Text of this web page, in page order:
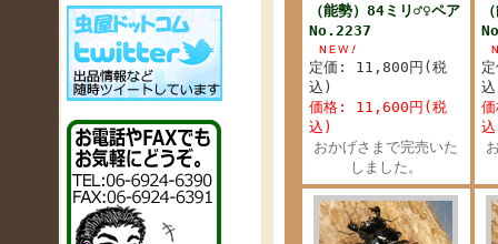
（能勢）84ミリ♂♀ペア
No.2237
定価: 11,800円(税
込)
価格: 11,600円(税
込)
おかげさまで完売いた
しました。